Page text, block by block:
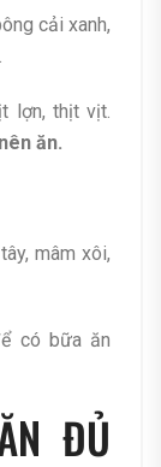
cải xanh,
lợn, thịt vịt.
ăn.
mâm xôi,
có bữa ăn
ĐỦ